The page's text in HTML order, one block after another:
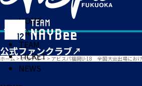
HOME
MATCH
TEAM
TICKET
NEWS
ホーム > アカデミー > アビスパ福岡U-18 全国大会出場にお